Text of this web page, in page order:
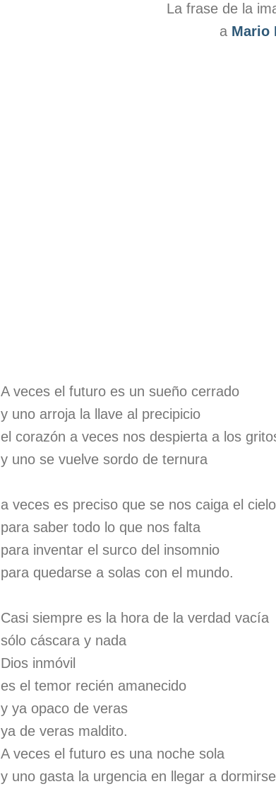
La frase de la
a Mario
A veces el futuro es un sueño cerrado
y uno arroja la llave al precipicio
el corazón a veces nos despierta a los
y uno se vuelve sordo de ternura
a veces es preciso que se nos caiga el cielo
para saber todo lo que nos falta
para inventar el surco del insomnio
para quedarse a solas con el mundo.
Casi siempre es la hora de la verdad vacía
sólo cáscara y nada
Dios inmóvil
es el temor recién amanecido
y ya opaco de veras
ya de veras maldito.
A veces el futuro es una noche sola
y uno gasta la urgencia en llegar a